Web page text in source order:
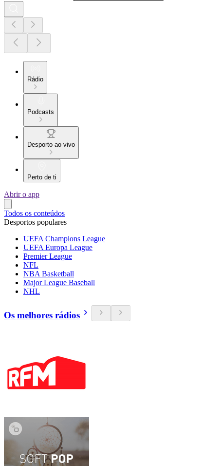
Rádio
Podcasts
Desporto ao vivo
Perto de ti
Abrir o app
Todos os conteúdos
Desportos populares
UEFA Champions League
UEFA Europa League
Premier League
NFL
NBA Basketball
Major League Baseball
NHL
Os melhores rádios